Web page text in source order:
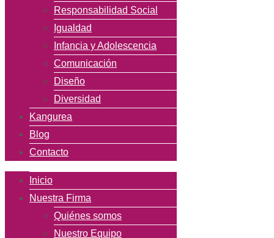
Responsabilidad Social
Igualdad
Infancia y Adolescencia
Comunicación
Diseño
Diversidad
Kangurea
Blog
Contacto
Inicio
Nuestra Firma
Quiénes somos
Nuestro Equipo